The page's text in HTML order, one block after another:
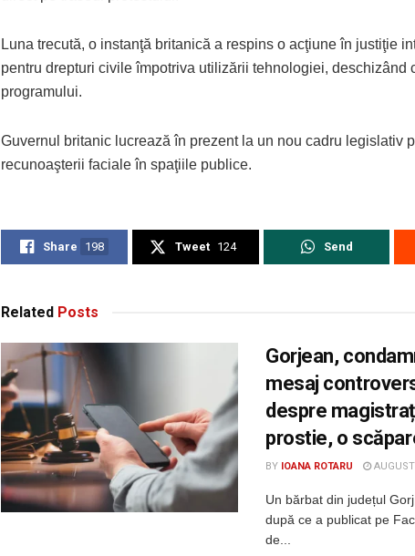
Luna trecută, o instanţă britanică a respins o acţiune în justiţie
pentru drepturi civile împotriva utilizării tehnologiei, deschizând
programului.
Guvernul britanic lucrează în prezent la un nou cadru legislativ
recunoaşterii faciale în spaţiile publice.
Share 198 Tweet 124 Send
Related Posts
Gorjean,
mesaj
despre
prostie, o
BY IOANA ROTARU
Un bărbat din județul
după ce a publicat pe
de...